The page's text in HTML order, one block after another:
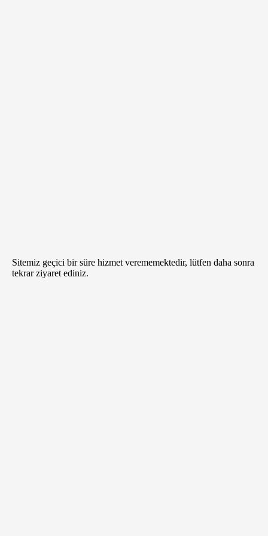
Sitemiz geçici bir süre hizmet verememektedir, lütfen daha sonra
tekrar ziyaret ediniz.